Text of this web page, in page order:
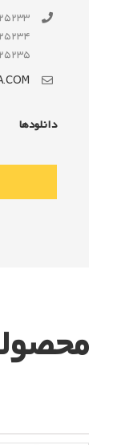
دانلودها